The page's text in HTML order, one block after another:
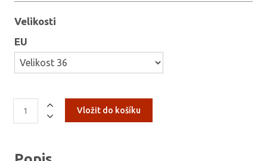
Velikosti
EU